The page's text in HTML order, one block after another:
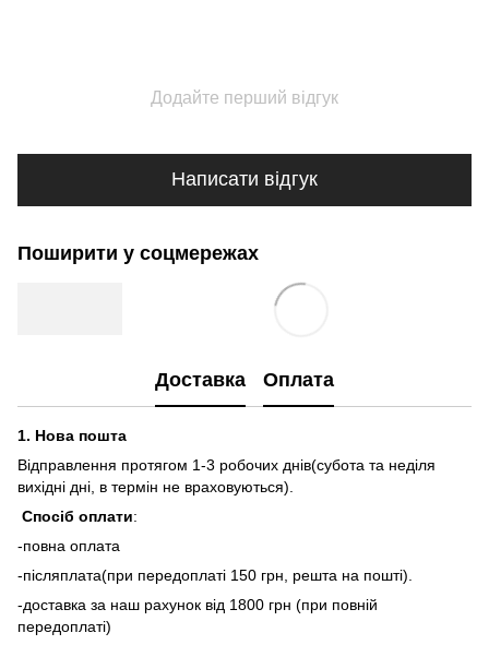
Додайте перший відгук
Написати відгук
Поширити у соцмережах
Доставка Оплата
1. Нова пошта
Відправлення протягом 1-3 робочих днів(субота та неділя
вихідні дні, в термін не враховуються).
Спосіб оплати:
-повна оплата
-післяплата(при передоплаті 150 грн, решта на пошті).
-доставка за наш рахунок від 1800 грн (при повній
передоплаті)